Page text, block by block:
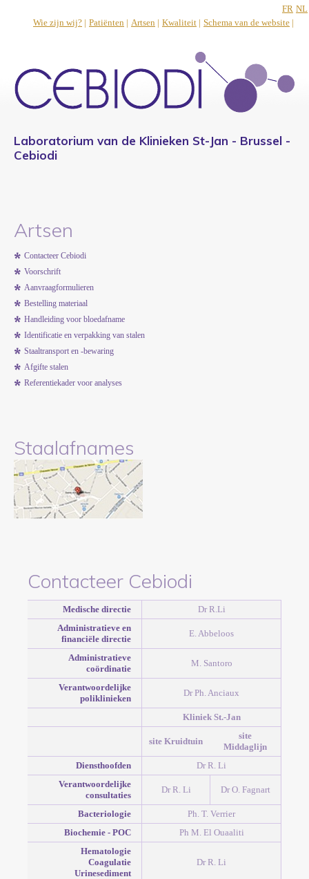
Wie zijn wij? | Patiënten | Artsen | Kwaliteit | Schema van de website |
FR NL
Laboratorium van de Klinieken St-Jan - Brussel -
Cebiodi
Artsen
Contacteer Cebiodi
Voorschrift
Aanvraagformulieren
Bestelling materiaal
Handleiding voor bloedafname
Identificatie en verpakking van stalen
Staaltransport en -bewaring
Afgifte stalen
Referentiekader voor analyses
Staalafnames
Contacteer Cebiodi
Medische directie
Dr R.Li
Administratieve en
financiële directie
E. Abbeloos
Administratieve
coördinatie
M. Santoro
Verantwoordelijke
poliklinieken
Dr Ph. Anciaux
Kliniek St.-Jan
site Kruidtuin
site
Middaglijn
Diensthoofden
Dr R. Li
Verantwoordelijke
consultaties
Dr R. Li Dr O. Fagnart
Bacteriologie
Ph. T. Verrier
Biochemie - POC
Ph M. El Ouaaliti
Hematologie
Coagulatie
Urinesediment
Dr R. Li